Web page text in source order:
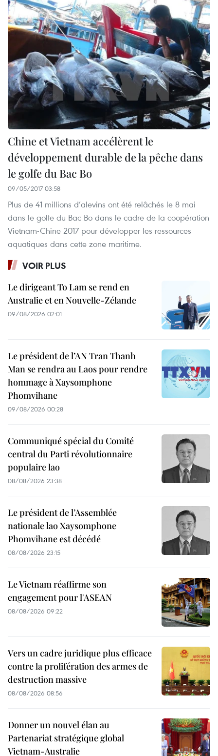
Chine et Vietnam accélèrent le
développement durable de la pêche dans
le golfe du Bac Bo
09/05/2017 03:58
Plus de 41 millions d’alevins ont été relâchés le 8 mai
dans le golfe du Bac Bo dans le cadre de la coopération
Vietnam-Chine 2017 pour développer les ressources
aquatiques dans cette zone maritime.
VOIR PLUS
Le dirigeant To Lam se rend en
Australie et en Nouvelle-Zélande
09/08/2026 02:01
Le président de l’AN Tran Thanh
Man se rendra au Laos pour rendre
hommage à Xaysomphone
Phomvihane
09/08/2026 00:28
Communiqué spécial du Comité
central du Parti révolutionnaire
populaire lao
08/08/2026 23:38
Le président de l’Assemblée
nationale lao Xaysomphone
Phomvihane est décédé
08/08/2026 23:15
Le Vietnam réaffirme son
engagement pour l'ASEAN
08/08/2026 09:22
Vers un cadre juridique plus efficace
contre la prolifération des armes de
destruction massive
08/08/2026 08:56
Donner un nouvel élan au
Partenariat stratégique global
Vietnam-Australie